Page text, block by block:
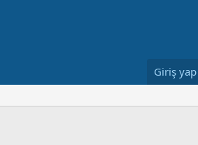
Giriş yap